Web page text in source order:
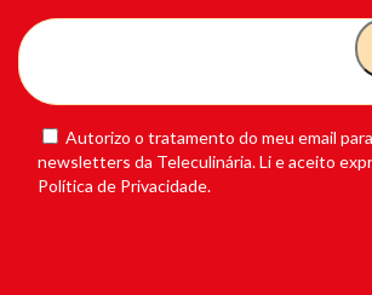
Autorizo o tratamento do meu email
newsletters da Teleculinária. Li e aceito
Política de Privacidade.